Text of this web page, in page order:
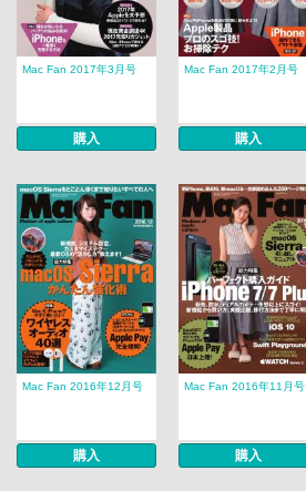
Mac Fan 2017年3月号
購入
Mac Fan 2017年2月号
購入
Mac Fan 2016年12月号
購入
Mac Fan 2016年11月号
購入